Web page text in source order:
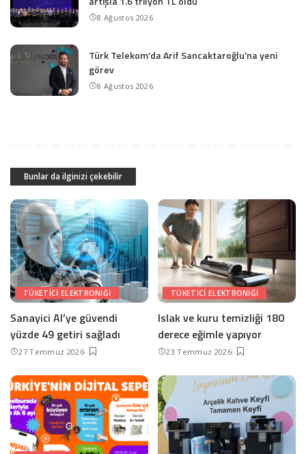
8 Ağustos 2026
Türk Telekom’da Arif Sancaktaroğlu’na yeni
görev
8 Ağustos 2026
Bunlar da ilginizi çekebilir
TÜKETICI ELEKTRONIĞI
Sanayici AI’ye güvendi
yüzde 49 getiri sağladı
27 Temmuz 2026
TÜKETICI ELEKTRONIĞI
Islak ve kuru temizliği 180
derece eğimle yapıyor
23 Temmuz 2026